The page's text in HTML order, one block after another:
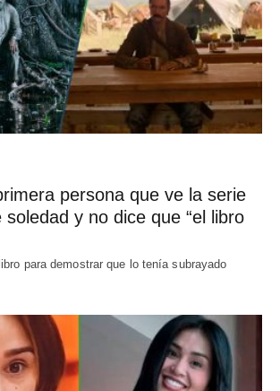
persona que ve la serie
soledad y no dice que “el libro
para demostrar que lo tenía subrayado